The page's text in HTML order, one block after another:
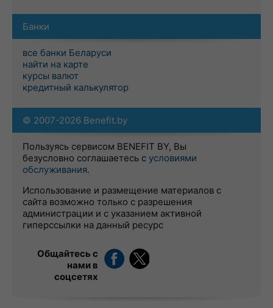
Банки
все банки Беларуси
найти на карте
курсы валют
кредитный калькулятор
© 2007-2026 Benefit.by
Пользуясь сервисом BENEFIT BY, Вы
безусловно соглашаетесь с условиями
обслуживания.
Использование и размещение материалов с
сайта возможно только с разрешения
администрации и с указанием активной
гиперссылки на данный ресурс
Общайтесь с
нами в
соцсетях